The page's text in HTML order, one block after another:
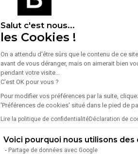
Salut c'est nous...
les Cookies !
On a attendu d'être sûrs que le contenu de ce
avant de vous déranger, mais on aimerait bien
pendant votre visite...
C'est OK pour vous ?
Pour modifier vos préférences par la suite,
'Préférences de cookies' situé dans le pied de
Lire la politique de confidentialitéDéclaration de
Voici pourquoi nous utilisons des
Partage de données avec Google